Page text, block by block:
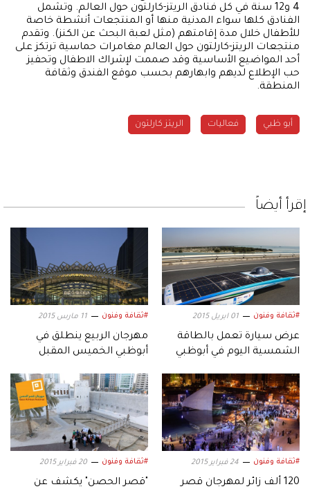
4 و12 سنة في كل فنادق الريتز-كارلتون حول العالم. وتشمل
الفنادق كلها سواء المدنية منها أو المنتجعات أنشطة خاصة
للأطفال خلال مدة إقامتهم (مثل لعبة البحث عن الكنز). وتقدم
منتجعات الريتز-كارلتون حول العالم مغامرات حماسية ترتكز على
أحد المواضيع الأساسية وقد صممت لإشراك الاطفال وتحفيز
حب الإطلاع لديهم وابهارهم بحسب موقع الفندق وثقافة
المنطقة.
أبو ظبي فعاليات الريتز كارلتون
إقرأ أيضاً
#ثقافة وفنون 01 ابريل 2015
عرض سيارة تعمل بالطاقة
الشمسية اليوم في أبوظبي
#ثقافة وفنون 11 مارس 2015
مهرجان الربيع ينطلق في
أبوظبي الخميس المقبل
#ثقافة وفنون 24 فبراير 2015
120 ألف زائر لمهرجان قصر
#ثقافة وفنون 20 فبراير 2015
"قصر الحصن" يكشف عن